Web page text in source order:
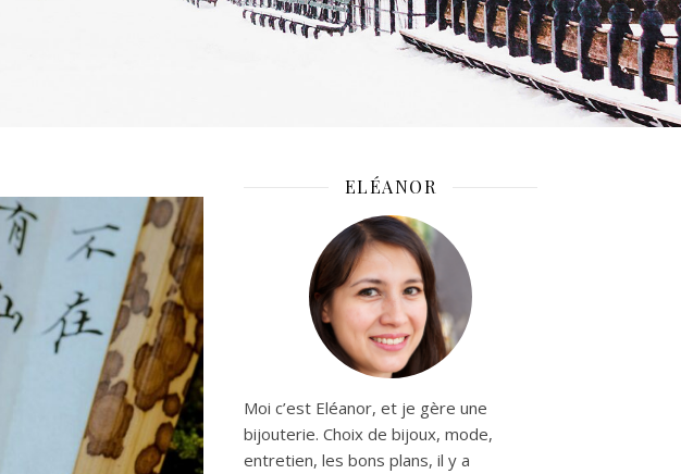
ELÉANOR
Moi c’est Eléanor, et je gère une
bijouterie. Choix de bijoux, mode,
entretien, les bons plans, il y a